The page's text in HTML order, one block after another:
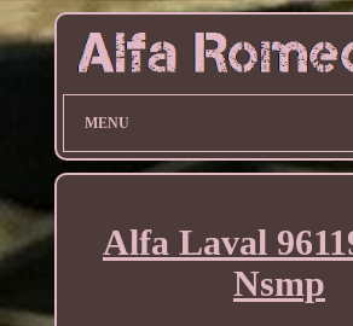
MENU
Alfa Laval
Nsmp